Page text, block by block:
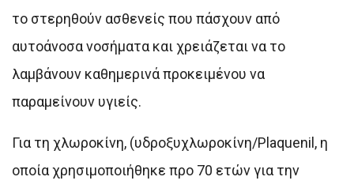
το στερηθούν ασθενείς που πάσχουν από
αυτοάνοσα νοσήματα και χρειάζεται να το
λαμβάνουν καθημερινά προκειμένου να
παραμείνουν υγιείς.
Για τη χλωροκίνη, (υδροξυχλωροκίνη/Plaquenil, η
οποία χρησιμοποιήθηκε προ 70 ετών για την